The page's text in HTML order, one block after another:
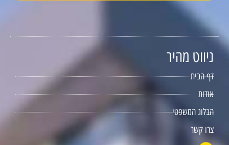
ניווט מהיר
דף הבית
אודות
הבלוג המשפטי
צרו קשר